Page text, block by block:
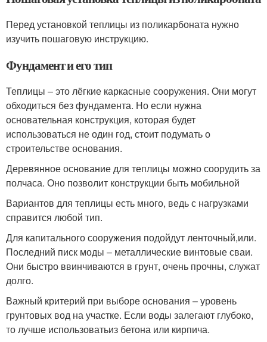
Перед установкой теплицы из поликарбоната нужно
изучить пошаговую инструкцию.
Фундамент и его тип
Теплицы – это лёгкие каркасные сооружения. Они могут
обходиться без фундамента. Но если нужна
основательная конструкция, которая будет
использоваться не один год, стоит подумать о
строительстве основания.
Деревянное основание для теплицы можно соорудить за
полчаса. Оно позволит конструкции быть мобильной
Вариантов для теплицы есть много, ведь с нагрузками
справится любой тип.
Для капитального сооружения подойдут ленточный,или.
Последний писк моды – металлические винтовые сваи.
Они быстро ввинчиваются в грунт, очень прочны, служат
долго.
Важный критерий при выборе основания – уровень
грунтовых вод на участке. Если воды залегают глубоко,
то лучше использоватьиз бетона или кирпича.